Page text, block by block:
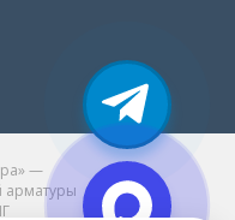
—
арматуры